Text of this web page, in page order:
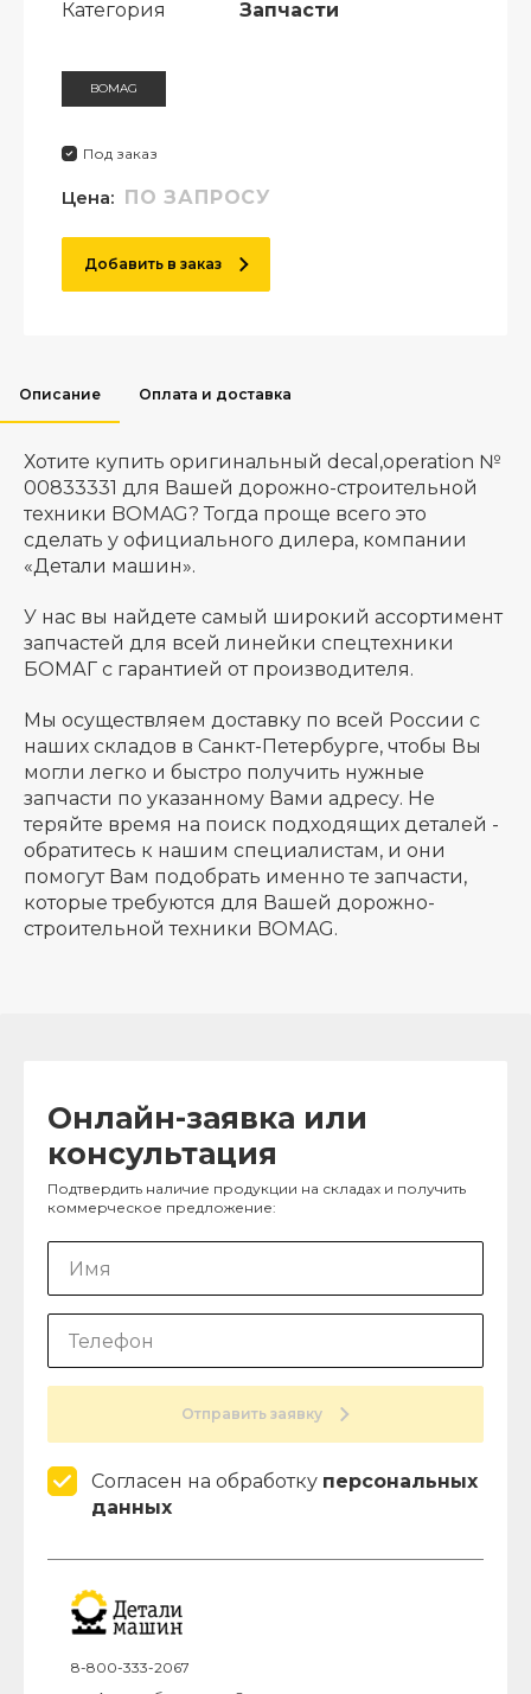
Категория Запчасти
BOMAG
Под заказ
Цена: ПО ЗАПРОСУ
Добавить в заказ
Описание Оплата и доставка
Хотите купить оригинальный decal,operation №
00833331 для Вашей дорожно-строительной
техники BOMAG? Тогда проще всего это
сделать у официального дилера, компании
«Детали машин».
У нас вы найдете самый широкий ассортимент
запчастей для всей линейки спецтехники
БОМАГ с гарантией от производителя.
Мы осуществляем доставку по всей России с
наших складов в Санкт-Петербурге, чтобы Вы
могли легко и быстро получить нужные
запчасти по указанному Вами адресу. Не
теряйте время на поиск подходящих деталей -
обратитесь к нашим специалистам, и они
помогут Вам подобрать именно те запчасти,
которые требуются для Вашей дорожно-
строительной техники BOMAG.
Онлайн-заявка или
консультация
Подтвердить наличие продукции на складах и получить
коммерческое предложение:
Отправить заявку
Согласен на обработку персональных
данных
8-800-333-2067